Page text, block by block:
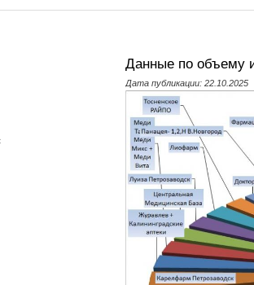
Данные по объему
Дата публикации: 22.10.2025